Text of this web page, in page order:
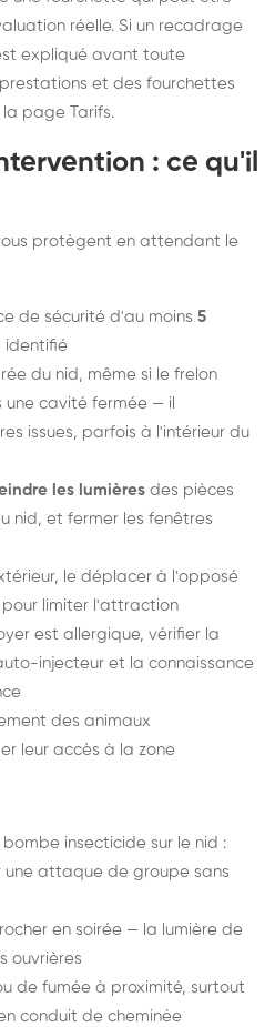
réelle. Si un recadrage
expliqué avant toute
et des fourchettes
la page Tarifs.
: ce qu'il
protègent en attendant le
de sécurité d'au moins 5
identifié
du nid, même si le frelon
cavité fermée — il
issues, parfois à l'intérieur du
les lumières des pièces
nid, et fermer les fenêtres
le déplacer à l'opposé
limiter l'attraction
est allergique, vérifier la
injecteur et la connaissance
des animaux
leur accès à la zone
insecticide sur le nid :
une attaque de groupe sans
en soirée — la lumière de
ouvrières
de fumée à proximité, surtout
conduit de cheminée